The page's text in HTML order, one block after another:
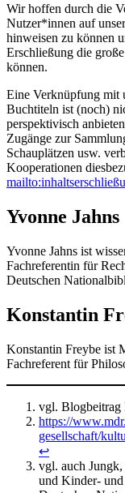
Wir hoffen durch die
Nutzer*innen auf
hinweisen zu können
Erschließung die
können.
Eine Verknüpfung mit
Buchtiteln ist (noch)
perspektivisch
Zugänge zur
Schauplätzen usw.
Kooperationen
Yvonne Jahns
Yvonne Jahns ist
Fachreferentin für
Deutschen
Konstantin
Konstantin Freybe ist
Fachreferent für
vgl. Blogbeitrag
https://
gesellschaft/
↩︎
vgl. auch
und Kinder- und